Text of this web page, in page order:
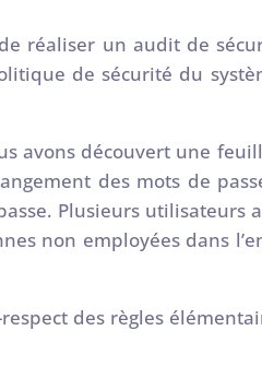
réaliser un audit de
de sécurité du
avons découvert une
des mots de
Plusieurs
non employées dans
des règles